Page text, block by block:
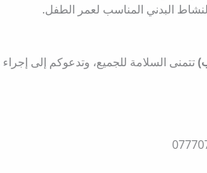
البدني المناسب لعمر الطفل.
تتمنى السلامة للجميع، وتدعوكم إلى إجراء